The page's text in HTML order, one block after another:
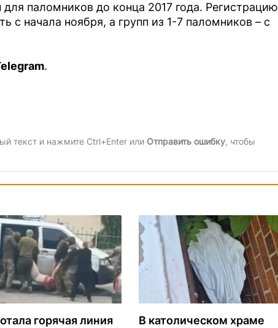
паломников до конца 2017 года. Регистрацию
с начала ноября, а групп из 1-7 паломников – с
.
текст и нажмите Ctrl+Enter или Отправить ошибку, чтобы
горячая линия
В католическом храме